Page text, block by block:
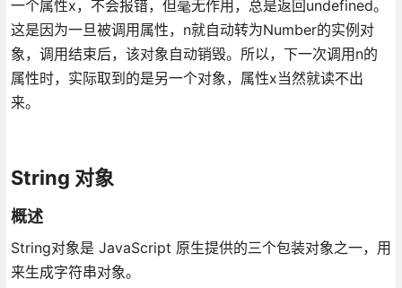
一个属性x，不会报错，但毫无作用，总是返回undefined。
这是因为一旦被调用属性，n就自动转为Number的实例对
象，调用结束后，该对象自动销毁。所以，下一次调用n的
属性时，实际取到的是另一个对象，属性x当然就读不出
来。
String 对象
概述
String对象是 JavaScript 原生提供的三个包装对象之一，用
来生成字符串对象。